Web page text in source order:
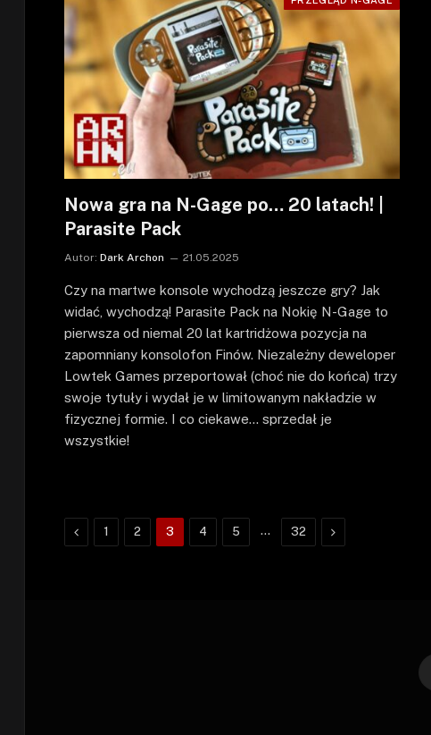
Nowa gra na N-Gage po… 20 latach! |
Parasite Pack
Autor: Dark Archon 21.05.2025
Czy na martwe konsole wychodzą jeszcze gry? Jak
widać, wychodzą! Parasite Pack na Nokię N-Gage to
pierwsza od niemal 20 lat kartridżowa pozycja na
zapomniany konsolofon Finów. Niezależny deweloper
Lowtek Games przeportował (choć nie do końca) trzy
swoje tytuły i wydał je w limitowanym nakładzie w
fizycznej formie. I co ciekawe… sprzedał je
wszystkie!
Poprzednie
1 2 3 4 5 … 32 Następne